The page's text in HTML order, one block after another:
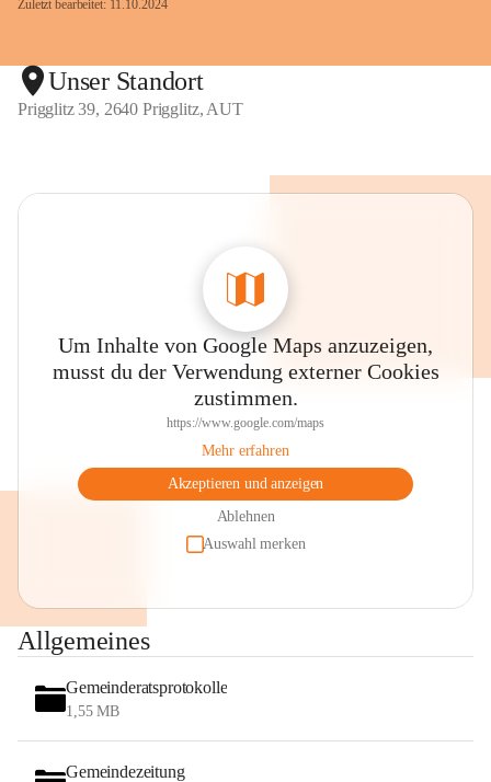
Zuletzt bearbeitet: 11.10.2024
Unser Standort
Prigglitz 39, 2640 Prigglitz, AUT
Um Inhalte von Google Maps anzuzeigen,
musst du der Verwendung externer Cookies
zustimmen.
https://www.google.com/maps
Mehr erfahren
Akzeptieren und anzeigen
Ablehnen
Auswahl merken
Allgemeines
Gemeinderatsprotokolle
1,55 MB
Gemeindezeitung